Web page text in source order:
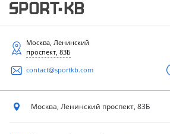
Москва, Ленинский
проспект, 83Б
contact@sportkb.com
Москва, Ленинский проспект, 83Б